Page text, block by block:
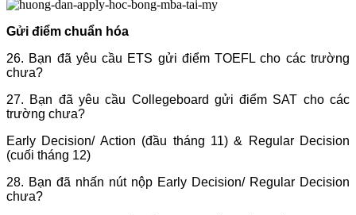
Gửi điểm chuẩn hóa
26. Bạn đã yêu cầu ETS gửi điểm TOEFL cho các trường
chưa?
27. Bạn đã yêu cầu Collegeboard gửi điểm SAT cho các
trường chưa?
Early Decision/ Action (đầu tháng 11) & Regular Decision
(cuối tháng 12)
28. Bạn đã nhấn nút nộp Early Decision/ Regular Decision
chưa?